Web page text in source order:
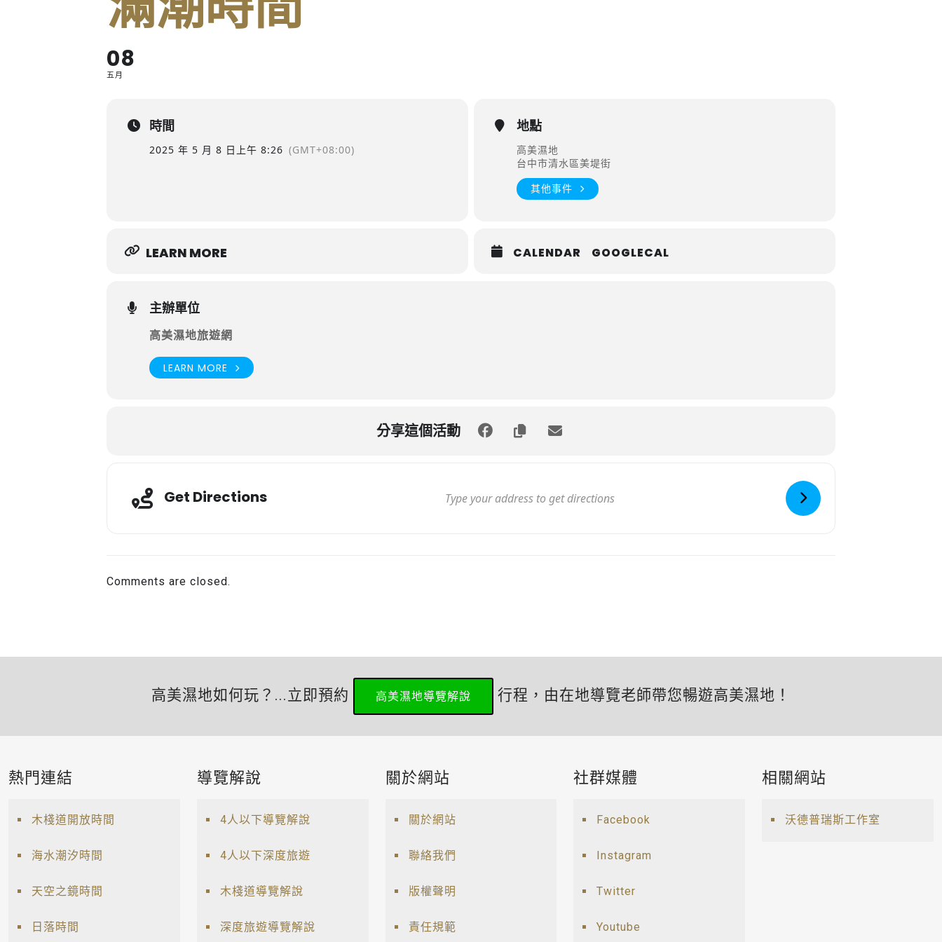
08
五月
時間
2025 年 5 月 8 日 上午 8:26 (GMT+08:00)
地點
高美濕地
台中市清水區美堤街
其他事件
LEARN MORE CALENDAR GOOGLECAL
主辦單位
高美濕地旅遊網
LEARN MORE
分享這個活動
Get Directions
Comments are closed.
高美濕地如何玩？...立即預約 高美濕地導覽解說 行程，由在地導覽老師帶您暢遊高美濕地！
熱門連結
木棧道開放時間
海水潮汐時間
天空之鏡時間
日落時間
導覽解說
4人以下導覽解說
4人以下深度旅遊
木棧道導覽解說
深度旅遊導覽解說
關於網站
關於網站
聯絡我們
版權聲明
責任規範
社群媒體
Facebook
Instagram
Twitter
Youtube
相關網站
沃德普瑞斯工作室